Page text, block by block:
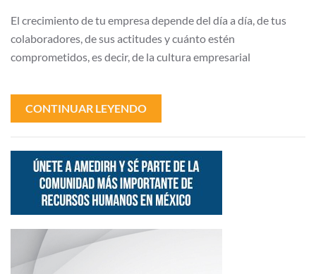
El crecimiento de tu empresa depende del día a día, de tus
colaboradores, de sus actitudes y cuánto estén
comprometidos, es decir, de la cultura empresarial
CONTINUAR LEYENDO